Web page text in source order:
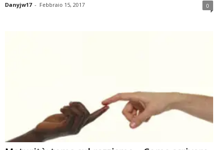
Danyjw17 - Febbraio 15, 2017 0